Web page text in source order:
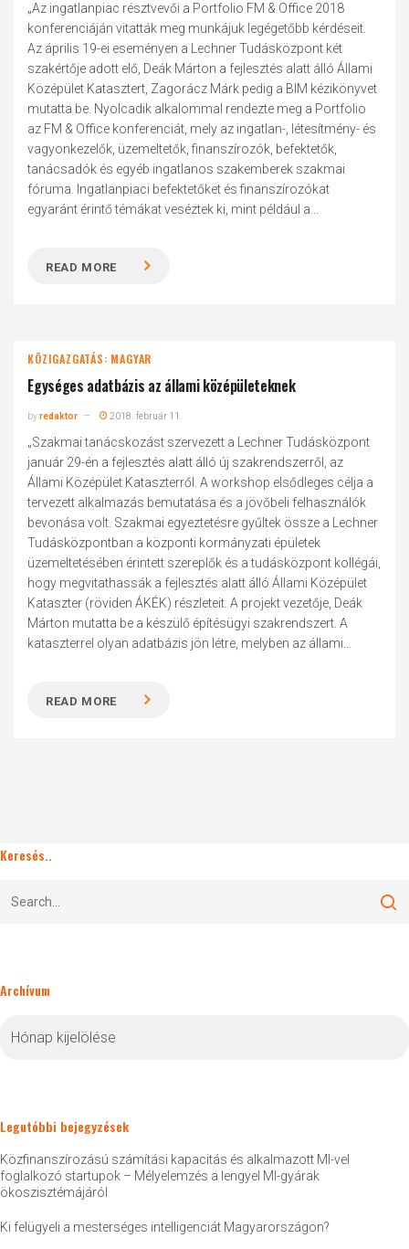
„Az ingatlanpiac résztvevői a Portfolio FM & Office 2018
konferenciáján vitatták meg munkájuk legégetőbb kérdéseit.
Az április 19-ei eseményen a Lechner Tudásközpont két
szakértője adott elő, Deák Márton a fejlesztés alatt álló Állami
Középület Katasztert, Zagorácz Márk pedig a BIM kézikönyvet
mutatta be. Nyolcadik alkalommal rendezte meg a Portfolio
az FM & Office konferenciát, mely az ingatlan-, létesítmény- és
vagyonkezelők, üzemeltetők, finanszírozók, befektetők,
tanácsadók és egyéb ingatlanos szakemberek szakmai
fóruma. Ingatlanpiaci befektetőket és finanszírozókat
egyaránt érintő témákat veséztek ki, mint például a...
READ MORE
KÖZIGAZGATÁS: MAGYAR
Egységes adatbázis az állami középületeknek
byredaktor 2018. február 11.
„Szakmai tanácskozást szervezett a Lechner Tudásközpont
január 29-én a fejlesztés alatt álló új szakrendszerről, az
Állami Középület Kataszterről. A workshop elsődleges célja a
tervezett alkalmazás bemutatása és a jövőbeli felhasználók
bevonása volt. Szakmai egyeztetésre gyűltek össze a Lechner
Tudásközpontban a központi kormányzati épületek
üzemeltetésében érintett szereplők és a tudásközpont kollégái,
hogy megvitathassák a fejlesztés alatt álló Állami Középület
Kataszter (röviden ÁKÉK) részleteit. A projekt vezetője, Deák
Márton mutatta be a készülő építésügyi szakrendszert. A
kataszterrel olyan adatbázis jön létre, melyben az állami...
READ MORE
Keresés..
Archívum
Legutóbbi bejegyzések
Közfinanszírozású számítási kapacitás és alkalmazott MI-vel
foglalkozó startupok – Mélyelemzés a lengyel MI-gyárak
ökoszisztémájáról
Ki felügyeli a mesterséges intelligenciát Magyarországon?